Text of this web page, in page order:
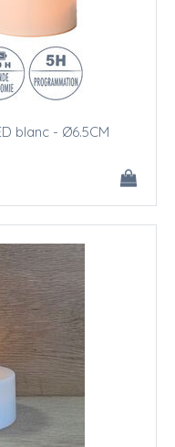
blanc - Ø6.5CM